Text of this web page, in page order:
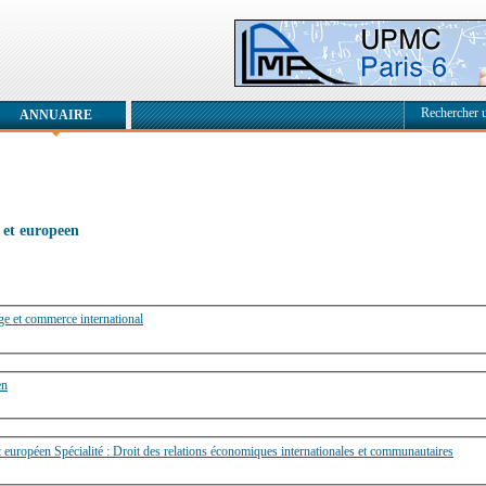
europeen
et commerce international
Spécialité : Droit des relations économiques internationales et communautaires
ANNUAIRE Rechercher